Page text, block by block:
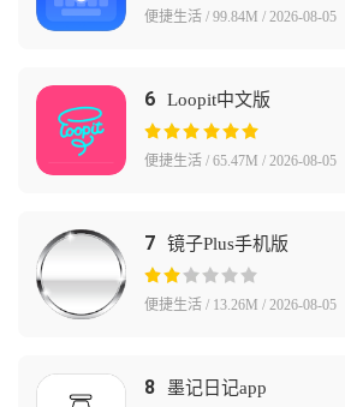
便捷生活 / 99.84M / 2026-08-05
6 Loopit中文版
便捷生活 / 65.47M / 2026-08-05
7 镜子Plus手机版
便捷生活 / 13.26M / 2026-08-05
8 墨记日记app